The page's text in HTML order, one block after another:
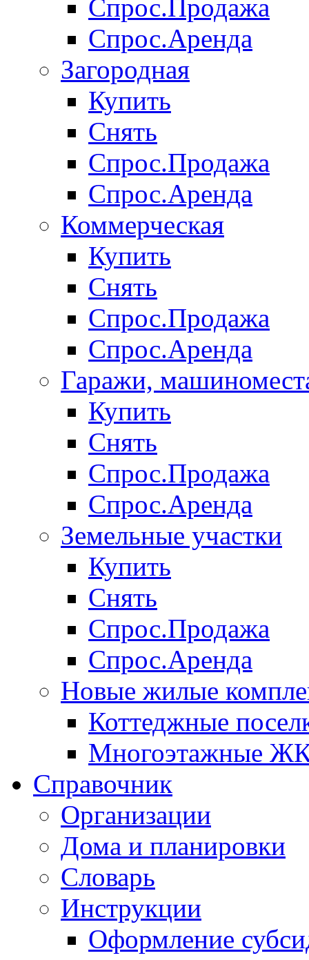
Спрос.Продажа
Спрос.Аренда
Загородная
Купить
Снять
Спрос.Продажа
Спрос.Аренда
Коммерческая
Купить
Снять
Спрос.Продажа
Спрос.Аренда
Гаражи,
Купить
Снять
Спрос.Продажа
Спрос.Аренда
Земельные участки
Купить
Снять
Спрос.Продажа
Спрос.Аренда
Новые жилые
Коттеджные
Многоэтажные
Справочник
Организации
Дома и планировки
Словарь
Инструкции
Оформление